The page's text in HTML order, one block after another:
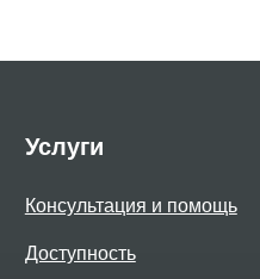
Услуги
Консультация и помощь
Доступность